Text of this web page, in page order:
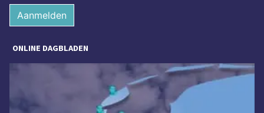
Aanmelden
ONLINE DAGBLADEN